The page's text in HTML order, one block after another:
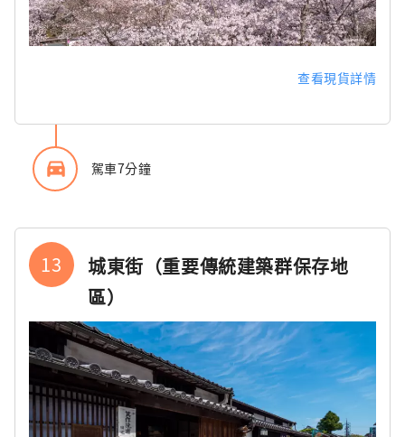
查看現貨詳情
directions_car_filled 駕車7分鐘
13
城東街（重要傳統建築群保存地
區）